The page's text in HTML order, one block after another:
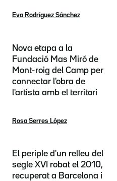
Eva Rodríguez Sánchez
Nova etapa a la
Fundació Mas Miró de
Mont-roig del Camp per
connectar l'obra de
l'artista amb el territori
Rosa Serres López
El periple d'un relleu del
segle XVI robat el 2010,
recuperat a Barcelona i